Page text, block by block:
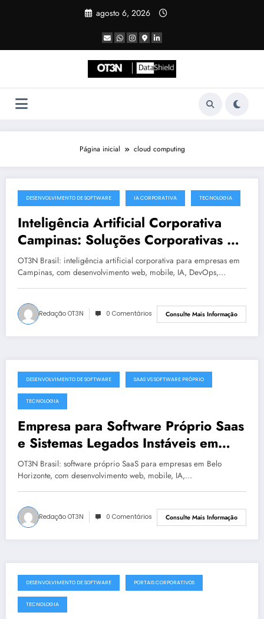
agosto 6, 2026
Página inicial cloud computing
julho 19, 2025
DESENVOLVIMENTO DE SOFTWARE IA CORPORATIVA TECNOLOGIA
Inteligência Artificial Corporativa
Campinas: Soluções Corporativas da
OT3N Brasil – Guia 3083
OT3N Brasil: inteligência artificial corporativa para empresas em
Campinas, com desenvolvimento web, mobile, IA, DevOps,…
Redação OT3N 0 Comentários Consulte Mais Informação
julho 19, 2025
DESENVOLVIMENTO DE SOFTWARE SAAS VS SOFTWARE PRÓPRIO
TECNOLOGIA
Empresa para Software Próprio Saas
e Sistemas Legados Instáveis em
Belo Horizonte | OT3N Brasil – Guia
3449
OT3N Brasil: software próprio SaaS para empresas em Belo
Horizonte, com desenvolvimento web, mobile, IA,…
Redação OT3N 0 Comentários Consulte Mais Informação
julho 19, 2025
DESENVOLVIMENTO DE SOFTWARE PORTAIS CORPORATIVOS
TECNOLOGIA